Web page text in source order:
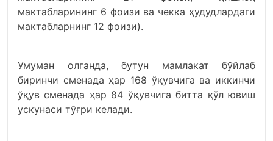
мактабларининг 6 фоизи ва чекка ҳудудлардаги
мактабларнинг 12 фоизи).
Умуман олганда, бутун мамлакат бўйлаб
биринчи сменада ҳар 168 ўқувчига ва иккинчи
ўқув сменада ҳар 84 ўқувчига битта қўл ювиш
ускунаси тўғри келади.